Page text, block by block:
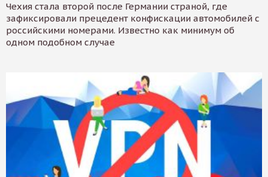
Чехия стала второй после Германии страной, где
зафиксировали прецедент конфискации автомобилей с
российскими номерами. Известно как минимум об
одном подобном случае